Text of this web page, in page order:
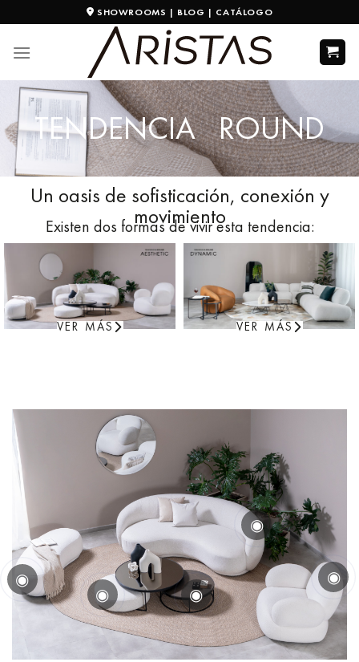
SHOWROOMS | BLOG | CATÁLOGO
TENDENCIA ROUND
Un oasis de sofisticación, conexión y
movimiento
Existen dos formas de vivir esta tendencia:
VER MÁS VER MÁS
◉
◉
◉ ◉
◉